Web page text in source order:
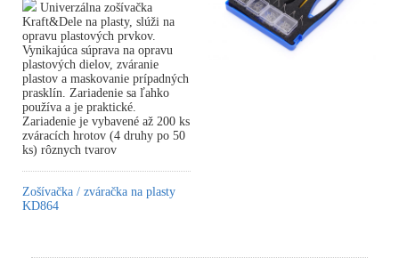
Univerzálna zošívačka
Kraft&Dele na plasty, slúži na
opravu plastových prvkov.
Vynikajúca súprava na opravu
plastových dielov, zváranie
plastov a maskovanie prípadných
prasklín. Zariadenie sa ľahko
používa a je praktické.
Zariadenie je vybavené až 200 ks
zváracích hrotov (4 druhy po 50
ks) rôznych tvarov
Zošívačka / zváračka na plasty
KD864